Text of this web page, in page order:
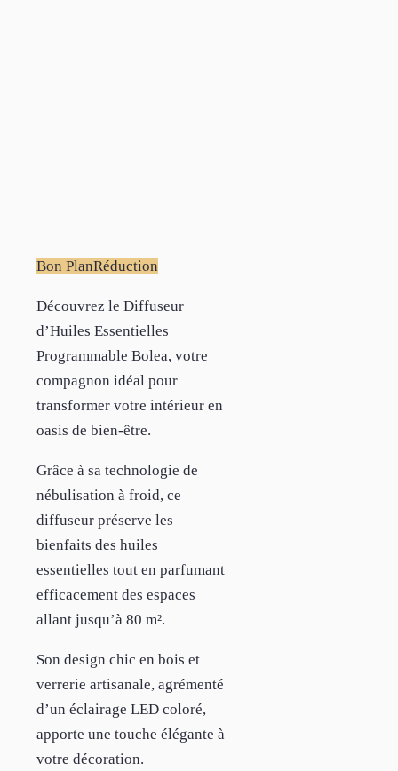
Bon PlanRéduction
Découvrez le Diffuseur
d’Huiles Essentielles
Programmable Bolea, votre
compagnon idéal pour
transformer votre intérieur en
oasis de bien-être.
Grâce à sa technologie de
nébulisation à froid, ce
diffuseur préserve les
bienfaits des huiles
essentielles tout en parfumant
efficacement des espaces
allant jusqu’à 80 m².
Son design chic en bois et
verrerie artisanale, agrémenté
d’un éclairage LED coloré,
apporte une touche élégante à
votre décoration.